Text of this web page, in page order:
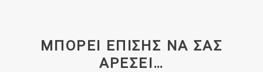
ΜΠΟΡΕΊ ΕΠΊΣΗΣ ΝΑ ΣΑΣ
ΑΡΈΣΕΙ…